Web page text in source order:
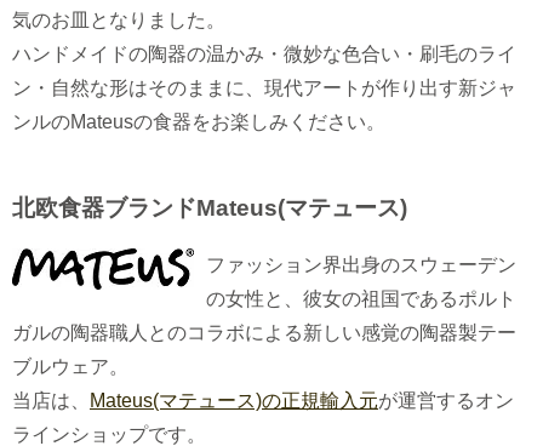
気のお皿となりました。
ハンドメイドの陶器の温かみ・微妙な色合い・刷毛のライ
ン・自然な形はそのままに、現代アートが作り出す新ジャ
ンルのMateusの食器をお楽しみください。
北欧食器ブランドMateus(マテュース)
ファッション界出身のスウェーデン
の女性と、彼女の祖国であるポルト
ガルの陶器職人とのコラボによる新しい感覚の陶器製テー
ブルウェア。
当店は、
Mateus(マテュース)の正規輸入元が運営するオン
ラインショップです。